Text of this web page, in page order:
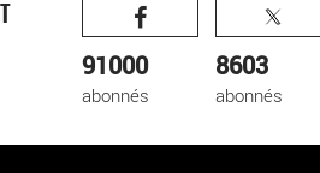
91000
abonnés
8603
abonnés